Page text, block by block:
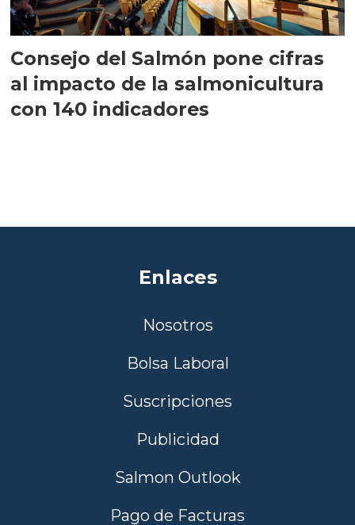
Consejo del Salmón pone cifras
al impacto de la salmonicultura
con 140 indicadores
Enlaces
Nosotros
Bolsa Laboral
Suscripciones
Publicidad
Salmon Outlook
Pago de Facturas